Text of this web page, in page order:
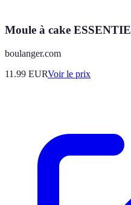
Moule à cake
boulanger.com
11.99 EURVoir le prix